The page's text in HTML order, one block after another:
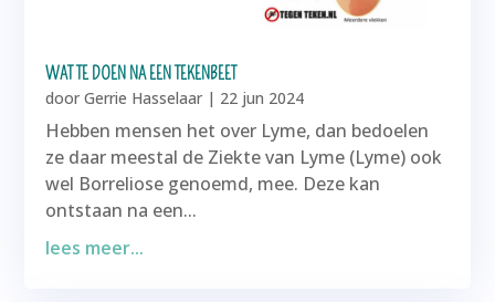
WAT TE DOEN NA EEN TEKENBEET
doorGerrie Hasselaar | 22 jun 2024
Hebben mensen het over Lyme, dan bedoelen
ze daar meestal de Ziekte van Lyme (Lyme) ook
wel Borreliose genoemd, mee. Deze kan
ontstaan na een...
lees meer...